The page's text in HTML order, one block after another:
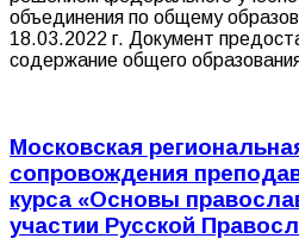
объединения по общему
18.03.2022 г. Документ
содержание общего
Московская
сопровождения
курса «Основы
участии Русской